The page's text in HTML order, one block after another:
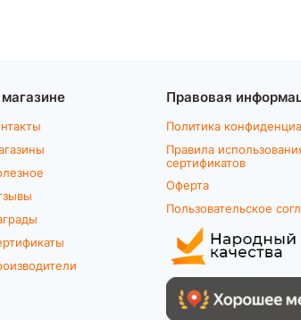
Правовая
Политика
Правила
сертификатов
Оферта
Пользовательское